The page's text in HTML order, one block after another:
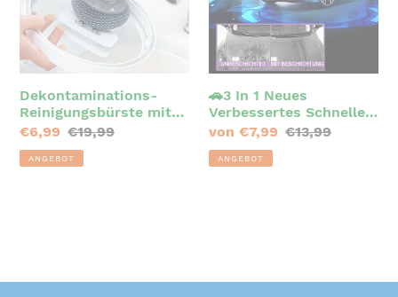
Dekontaminations-
Reinigungsbürste mit
Druckfunktion
Sonderpreis
€6,99 Normaler
Preis
€19,99
ANGEBOT
Verbessertes
Schnelles
Autobeschichtungsspray
🚗3 In 1 Neues
Verbessertes Schnelles
Autobeschichtungsspra
y
Sonderpreis
von €7,99 Normaler
€13,99
ANGEBOT